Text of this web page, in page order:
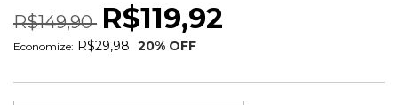
R$149,90 R$119,92
Economize: R$29,98 20% OFF